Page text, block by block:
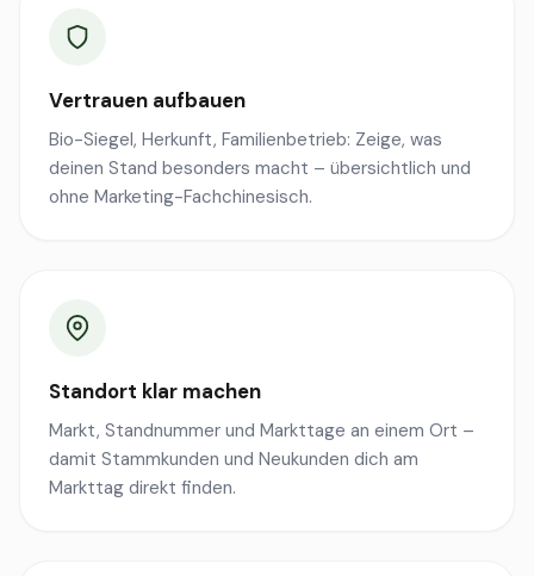
Vertrauen aufbauen
Bio-Siegel, Herkunft, Familienbetrieb: Zeige, was
deinen Stand besonders macht – übersichtlich und
ohne Marketing-Fachchinesisch.
Standort klar machen
Markt, Standnummer und Markttage an einem Ort –
damit Stammkunden und Neukunden dich am
Markttag direkt finden.